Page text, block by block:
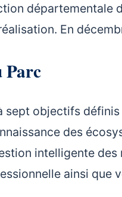
départementale
En
Parc
sept objectifs
des
intelligente
ainsi que